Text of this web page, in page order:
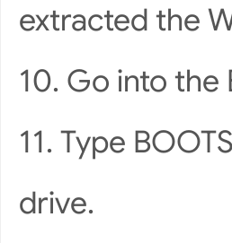
extracted the
10. Go into the
11. Type
drive.